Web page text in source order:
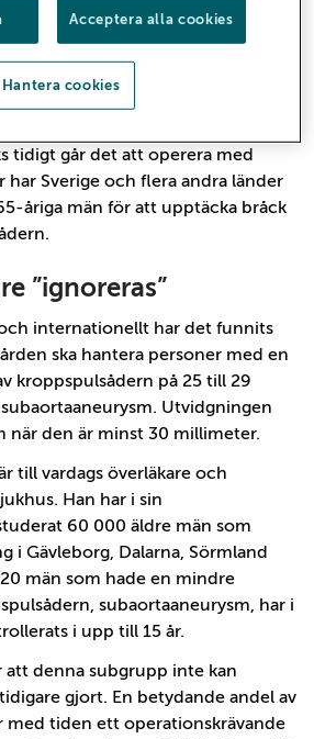
flera vetenskapliga priser för sin
är en livshotande sjukdom som
För de män där
tidigt går det att operera med
har Sverige och flera andra länder
åriga män för att upptäcka bråck
”ignoreras”
internationellt har det funnits
ska hantera personer med en
kroppspulsådern på 25 till 29
Utvidgningen
när den är minst 30 millimeter.
till vardags överläkare och
Han har i sin
60 000 äldre män som
i Gävleborg, Dalarna, Sörmland
män som hade en mindre
subaortaaneurysm, har i
i upp till 15 år.
att denna subgrupp inte kan
gjort. En betydande andel av
med tiden ett operationskrävande
Acceptera alla cookies
Hantera cookies